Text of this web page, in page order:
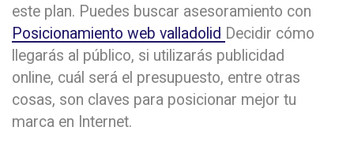
este plan. Puedes buscar asesoramiento con
Posicionamiento web valladolid Decidir cómo
llegarás al público, si utilizarás publicidad
online, cuál será el presupuesto, entre otras
cosas, son claves para posicionar mejor tu
marca en Internet.